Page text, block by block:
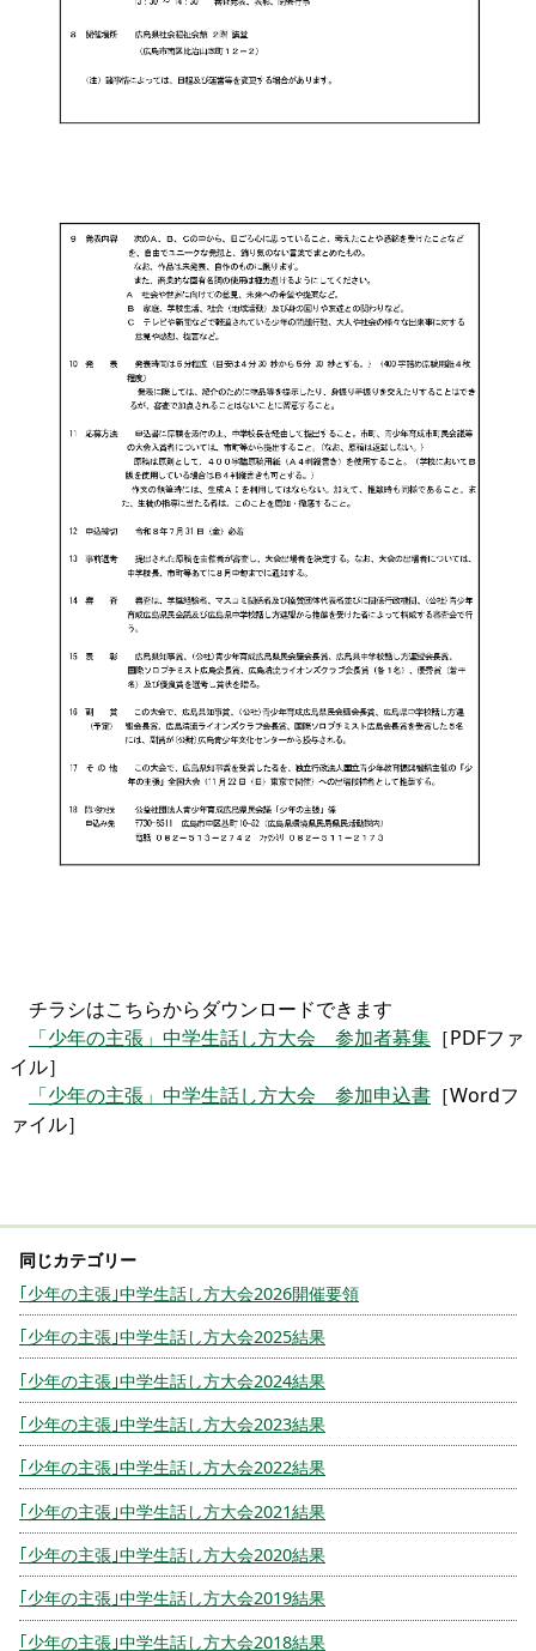
チラシはこちらからダウンロードできます
「少年の主張」中学生話し方大会 参加者募集 ［PDFファ
イル］
「少年の主張」中学生話し方大会 参加申込書 ［Wordフ
ァイル］
｢少年の主張｣中学生話し方大会2026開催要領
｢少年の主張｣中学生話し方大会2025結果
｢少年の主張｣中学生話し方大会2024結果
｢少年の主張｣中学生話し方大会2023結果
｢少年の主張｣中学生話し方大会2022結果
｢少年の主張｣中学生話し方大会2021結果
｢少年の主張｣中学生話し方大会2020結果
｢少年の主張｣中学生話し方大会2019結果
｢少年の主張｣中学生話し方大会2018結果